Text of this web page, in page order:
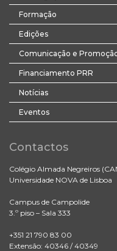
Formação
Edições
Comunicação e
Financiamento PRR
Notícias
Eventos
Contactos
Colégio Almada Negreiros
Universidade NOVA de Lisboa
Campus de Campolide
3.º piso – Sala 333
+351 21 790 83 00
Extensão: 40346 / 40349